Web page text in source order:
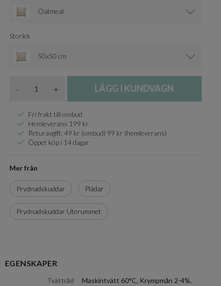
Oatmeal
Storlek
50x50 cm
- + LÄGG I KUNDVAGN
Fri frakt till ombud
Hemleverans 199 kr
Returavgift: 49 kr (ombud) 99 kr (hemleverans)
Öppet köp i 14 dagar
Mer från
Prydnadskuddar Plädar
Prydnadskuddar Uterummet
EGENSKAPER
Tvättråd Maskintvätt 60°C, Krympmån 2-4%.